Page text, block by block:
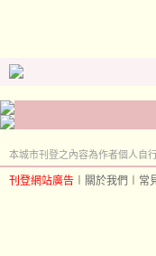
本城市刊登之內容為作者個人自
刊登網站廣告 關於我們 常